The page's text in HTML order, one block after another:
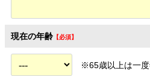
現在の年齢
※65歳以上は一度